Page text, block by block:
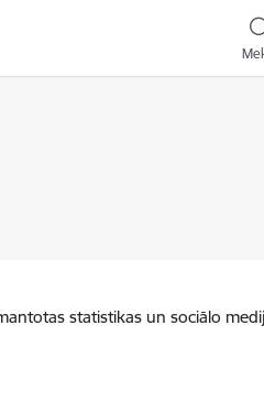
statistikas un sociālo